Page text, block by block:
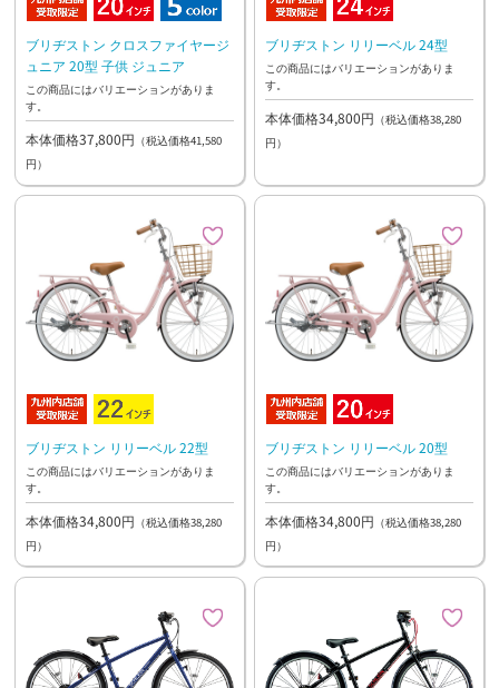
ブリヂストン クロスファイヤージ
ュニア 20型 子供 ジュニア
この商品にはバリエーションがありま
す。
本体価格37,800円 （税込価格41,580
円）
ブリヂストン リリーベル 24型
この商品にはバリエーションがありま
す。
本体価格34,800円 （税込価格38,280
円）
ブリヂストン リリーベル 22型
この商品にはバリエーションがありま
す。
本体価格34,800円 （税込価格38,280
円）
ブリヂストン リリーベル 20型
この商品にはバリエーションがありま
す。
本体価格34,800円 （税込価格38,280
円）